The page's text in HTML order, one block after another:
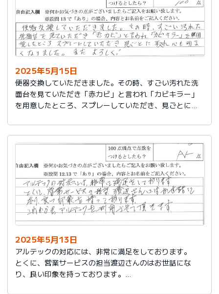
2025年5月15日
便器交換していただきました。その時、すごい汚れた洗
面台を見ていただき「赤カビ」と言われ「カビキラー」
を用意したところ、スプレーしていただき、見ごとに取
2025年5月13日
アルテックの対応には、非常に満足をしております。
とくに、営業サービスの担当渡辺さんのはお世話にな
り、良い印象を持っております。